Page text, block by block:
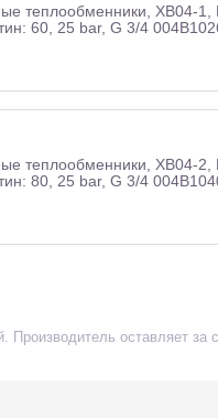
теплообменники, XB04-1,
60, 25 bar, G 3/4
теплообменники, XB04-2,
80, 25 bar, G 3/4
оставляет за